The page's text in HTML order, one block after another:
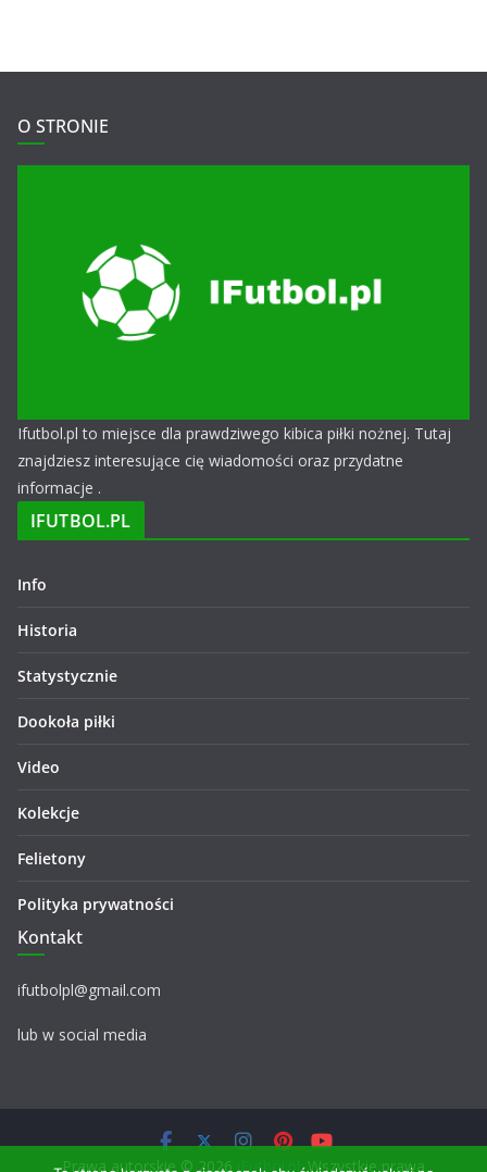
O STRONIE
Ifutbol.pl to miejsce dla prawdziwego kibica piłki nożnej. Tutaj
znajdziesz interesujące cię wiadomości oraz przydatne
informacje .
IFUTBOL.PL
Info
Historia
Statystycznie
Dookoła piłki
Video
Kolekcje
Felietony
Polityka prywatności
Kontakt
ifutbolpl@gmail.com
lub w social media
Prawa autorskie © 2026iFutbol.pl . Wszystkie prawa